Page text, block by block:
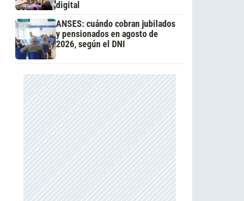
digital
ANSES: cuándo cobran jubilados
y pensionados en agosto de
2026, según el DNI